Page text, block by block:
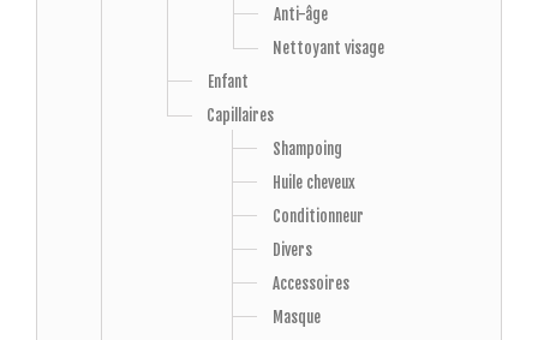
Anti-âge
Nettoyant visage
Enfant
Capillaires
Shampoing
Huile cheveux
Conditionneur
Divers
Accessoires
Masque